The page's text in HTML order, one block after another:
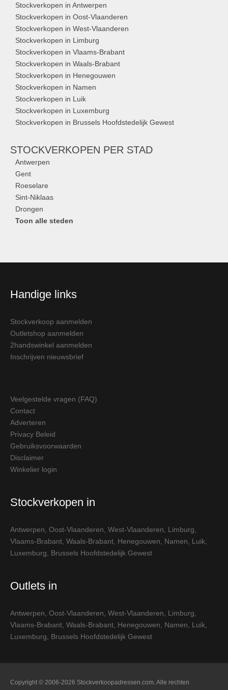
Stockverkopen in Antwerpen
Stockverkopen in Oost-Vlaanderen
Stockverkopen in West-Vlaanderen
Stockverkopen in Limburg
Stockverkopen in Vlaams-Brabant
Stockverkopen in Waals-Brabant
Stockverkopen in Henegouwen
Stockverkopen in Namen
Stockverkopen in Luik
Stockverkopen in Luxemburg
Stockverkopen in Brussels Hoofdstedelijk Gewest
STOCKVERKOPEN PER STAD
Antwerpen
Gent
Roeselare
Sint-Niklaas
Drongen
Toon alle steden
Handige links
Stockverkoop aanmelden
Outletshop aanmelden
2handswinkel aanmelden
Inschrijven nieuwsbrief
Veelgestelde vragen (FAQ)
Contact
Adverteren
Privacy Beleid
Gebruiksvoorwaarden
Disclaimer
Winkelier login
Stockverkopen in
Antwerpen Oost-Vlaanderen West-Vlaanderen Limburg
Vlaams-Brabant Waals-Brabant Henegouwen Namen Luik
Luxemburg
Brussels Hoofdstedelijk Gewest
Outlets in
Antwerpen Oost-Vlaanderen West-Vlaanderen Limburg
Vlaams-Brabant Waals-Brabant Henegouwen Namen Luik
Luxemburg
Brussels Hoofdstedelijk Gewest
Copyright © 2006-2026 Stockverkoopadressen.com. Alle rechten